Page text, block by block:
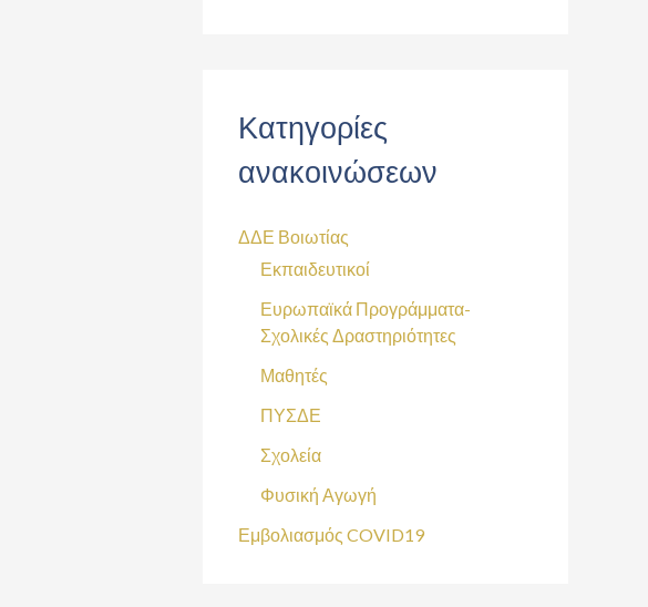
Κατηγορίες
ανακοινώσεων
ΔΔΕ Βοιωτίας
Εκπαιδευτικοί
Ευρωπαϊκά Προγράμματα-
Σχολικές Δραστηριότητες
Μαθητές
ΠΥΣΔΕ
Σχολεία
Φυσική Αγωγή
Εμβολιασμός COVID19